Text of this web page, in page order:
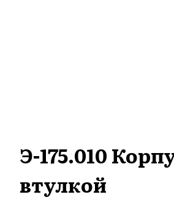
Э-175.010
втулкой